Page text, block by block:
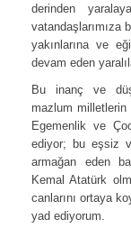
derinden
vatandaşlarımıza
yakınlarına ve
devam eden
Bu inanç ve
mazlum
Egemenlik ve
ediyor; bu eşsiz
armağan eden
Kemal Atatürk
canlarını ortaya
yad ediyorum.